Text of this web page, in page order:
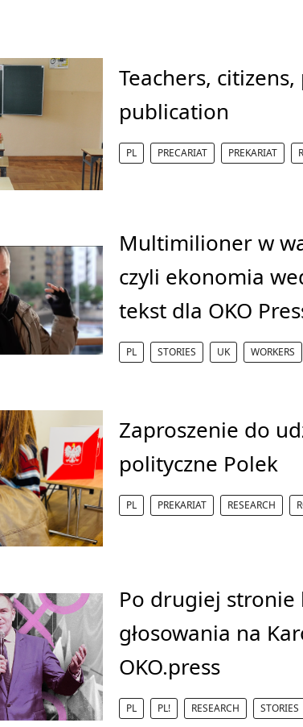
Teachers,
publication
PL PRECARIAT PREKARIAT
Multimilioner w
czyli ekonomia
tekst dla OKO
PL STORIES UK WORKERS
Zaproszenie do
polityczne Polek
PL PREKARIAT RESEARCH
Po drugiej stronie
głosowania na
OKO.press
PL PL! RESEARCH STORIES